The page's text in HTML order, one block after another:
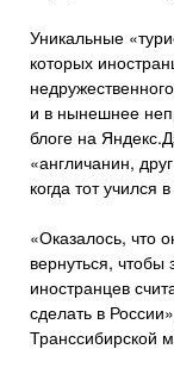
Уникальные
которых
и в нынешнее
блоге на
«англичанин,
когда тот учился
«Оказалось, что
вернуться,
иностранцев
сделать в
Транссибирской